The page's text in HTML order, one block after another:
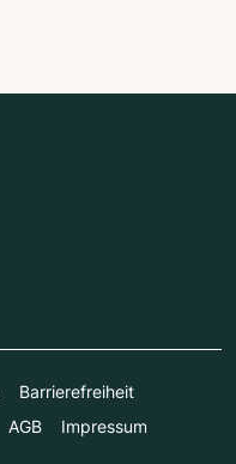
Barrierefreiheit
AGB Impressum